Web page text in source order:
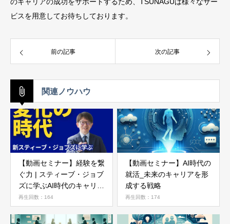
ビスを用意してお待ちしております。
前の記事 次の記事
関連ノウハウ
【動画セミナー】経験を繋
ぐ力 | スティーブ・ジョブ
ズに学ぶAI時代のキャリア
論
再生回数：164
【動画セミナー】AI時代の
就活_未来のキャリアを形
成する戦略
再生回数：174